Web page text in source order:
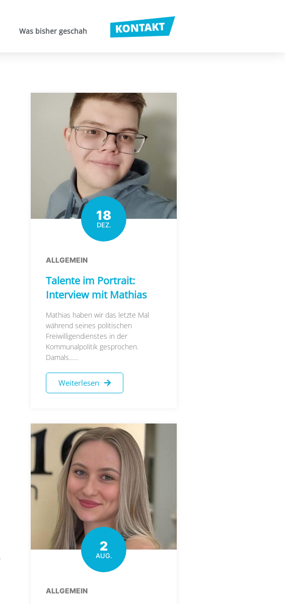
Was bisher geschah
18
DEZ.
ALLGEMEIN
Talente im Portrait:
Interview mit Mathias
Mathias haben wir das letzte Mal
während seines politischen
Freiwilligendienstes in der
Kommunalpolitik gesprochen.
Damals......
Weiterlesen
2
AUG.
ALLGEMEIN